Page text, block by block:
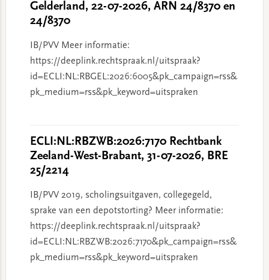
Gelderland, 22-07-2026, ARN 24/8370 en
24/8370
IB/PVV Meer informatie:
https://deeplink.rechtspraak.nl/uitspraak?
id=ECLI:NL:RBGEL:2026:6005&pk_campaign=rss&
pk_medium=rss&pk_keyword=uitspraken
ECLI:NL:RBZWB:2026:7170 Rechtbank
Zeeland-West-Brabant, 31-07-2026, BRE
25/2214
IB/PVV 2019, scholingsuitgaven, collegegeld,
sprake van een depotstorting? Meer informatie:
https://deeplink.rechtspraak.nl/uitspraak?
id=ECLI:NL:RBZWB:2026:7170&pk_campaign=rss&
pk_medium=rss&pk_keyword=uitspraken